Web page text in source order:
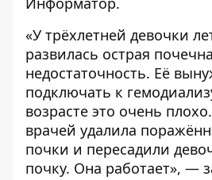
«У трёхлетней девочки
развилась острая
недостаточность. Её
подключать к
возрасте это очень
врачей удалила
почки и пересадили
почку. Она работает», —